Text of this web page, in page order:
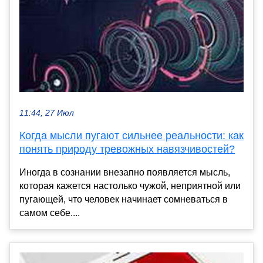
11:44, 27 Июл
Когда мысли пугают сильнее реальности: как
понять природу тревожных навязчивостей?
Иногда в сознании внезапно появляется мысль,
которая кажется настолько чужой, неприятной или
пугающей, что человек начинает сомневаться в
самом себе....